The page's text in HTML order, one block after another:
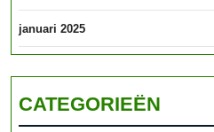
januari 2025
CATEGORIEËN